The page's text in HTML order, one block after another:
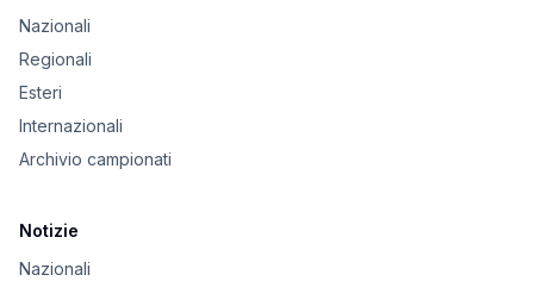
Nazionali
Regionali
Esteri
Internazionali
Archivio campionati
Notizie
Nazionali